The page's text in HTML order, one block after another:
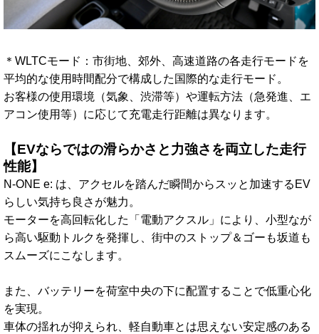
＊WLTCモード：市街地、郊外、高速道路の各走行モードを
平均的な使用時間配分で構成した国際的な走行モード。
お客様の使用環境（気象、渋滞等）や運転方法（急発進、エ
アコン使用等）に応じて充電走行距離は異なります。
【EVならではの滑らかさと力強さを両立した走行
性能】
N-ONE e: は、アクセルを踏んだ瞬間からスッと加速するEV
らしい気持ち良さが魅力。
モーターを高回転化した「電動アクスル」により、小型なが
ら高い駆動トルクを発揮し、街中のストップ＆ゴーも坂道も
スムーズにこなします。
また、バッテリーを荷室中央の下に配置することで低重心化
を実現。
車体の揺れが抑えられ、軽自動車とは思えない安定感のある